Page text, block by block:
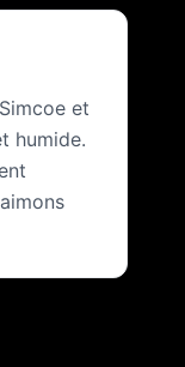
et
humide.